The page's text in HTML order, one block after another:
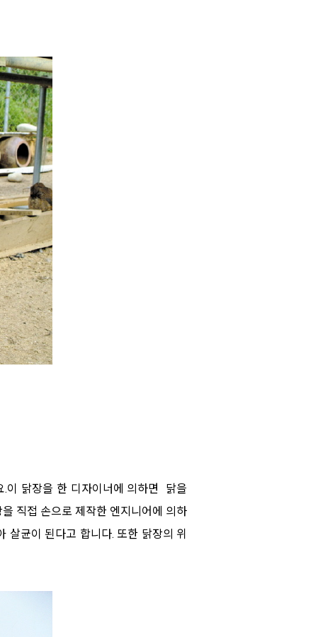
이 닭장을 한 디자이너에 의하면 닭을
직접 손으로 제작한 엔지니어에 의하
살균이 된다고 합니다. 또한 닭장의 위